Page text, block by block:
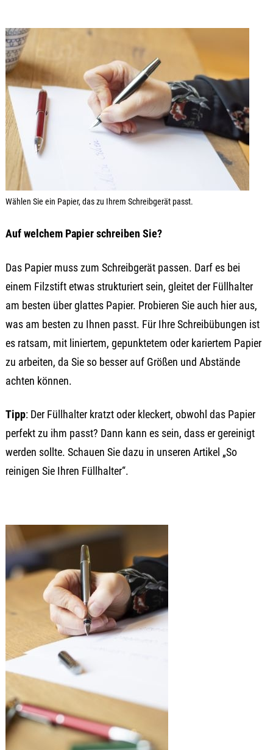
Wählen Sie ein Papier, das zu Ihrem Schreibgerät passt.
Auf welchem Papier schreiben Sie?
Das Papier muss zum Schreibgerät passen. Darf es bei
einem Filzstift etwas strukturiert sein, gleitet der Füllhalter
am besten über glattes Papier. Probieren Sie auch hier aus,
was am besten zu Ihnen passt. Für Ihre Schreibübungen ist
es ratsam, mit liniertem, gepunktetem oder kariertem Papier
zu arbeiten, da Sie so besser auf Größen und Abstände
achten können.
Tipp: Der Füllhalter kratzt oder kleckert, obwohl das Papier
perfekt zu ihm passt? Dann kann es sein, dass er gereinigt
werden sollte. Schauen Sie dazu in unseren Artikel „So
reinigen Sie Ihren Füllhalter“.